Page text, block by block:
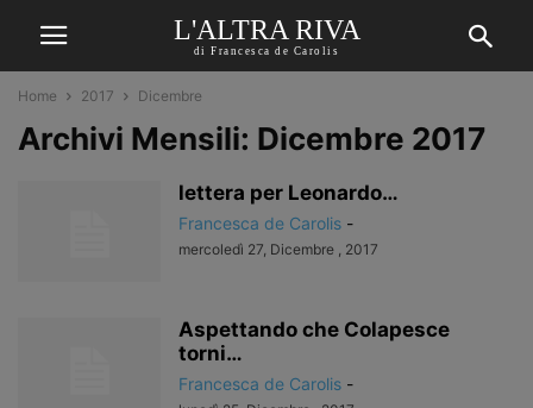
L'ALTRA RIVA
di Francesca de Carolis
Home 2017 Dicembre
Archivi Mensili: Dicembre 2017
lettera per Leonardo…
Francesca de Carolis -
mercoledì 27, Dicembre , 2017
Aspettando che Colapesce
torni…
Francesca de Carolis -